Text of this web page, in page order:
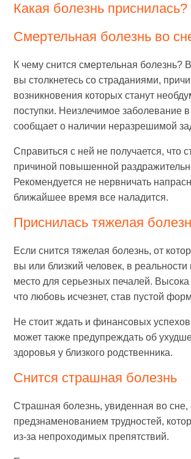
Какая болезнь приснилась?
Смертельная болезнь во
К чему снится смертельная болезнь?
вы столкнетесь со страданиями,
возникновения которых станут
поступки. Неизлечимое заболевание
сообщает о наличии неразрешимой
Справиться с ней не получается, что
причиной повышенной
Рекомендуется не нервничать
ближайшее время все наладится.
Приснилась тяжелая
Если снится тяжелая болезнь, от
вы или близкий человек, в реальности
место для серьезных печалей. Высока
что любовь исчезнет, став пустой
Не стоит ждать и финансовых
может также предупреждать об
здоровья у близкого родственника.
Снится страшная болезнь
Страшная болезнь, увиденная во сне,
предзнаменованием трудностей,
из-за непроходимых препятствий.